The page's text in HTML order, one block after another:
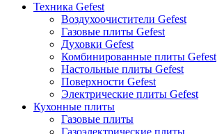
Техника Gefest
Воздухоочистители Gefest
Газовые плиты Gefest
Духовки Gefest
Комбинированные плиты Gefest
Настольные плиты Gefest
Поверхности Gefest
Электрические плиты Gefest
Кухонные плиты
Газовые плиты
Газоэлектрические плиты